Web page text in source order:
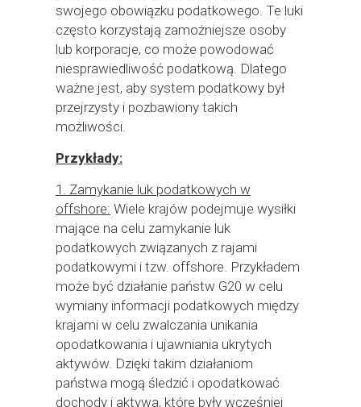
swojego obowiązku podatkowego. Te luki
często korzystają zamożniejsze osoby
lub korporacje, co może powodować
niesprawiedliwość podatkową. Dlatego
ważne jest, aby system podatkowy był
przejrzysty i pozbawiony takich
możliwości.
Przykłady:
1. Zamykanie luk podatkowych w
offshore: Wiele krajów podejmuje wysiłki
mające na celu zamykanie luk
podatkowych związanych z rajami
podatkowymi i tzw. offshore. Przykładem
może być działanie państw G20 w celu
wymiany informacji podatkowych między
krajami w celu zwalczania unikania
opodatkowania i ujawniania ukrytych
aktywów. Dzięki takim działaniom
państwa mogą śledzić i opodatkować
dochody i aktywa, które były wcześniej